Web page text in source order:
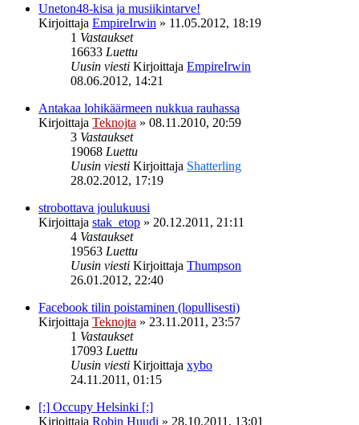
Uneton48-kisa ja musiikintarve!
Kirjoittaja EmpireIrwin » 11.05.2012, 18:19
1 Vastaukset
16633 Luettu
Uusin viesti Kirjoittaja EmpireIrwin
08.06.2012, 14:21
Antakaa lohikäärmeen nukkua rauhassa
Kirjoittaja Teknojta » 08.11.2010, 20:59
3 Vastaukset
19068 Luettu
Uusin viesti Kirjoittaja Shatterling
28.02.2012, 17:19
strobottava joulukuusi
Kirjoittaja stak_etop » 20.12.2011, 21:11
4 Vastaukset
19563 Luettu
Uusin viesti Kirjoittaja Thumpson
26.01.2012, 22:40
Facebook tilin poistaminen (lopullisesti)
Kirjoittaja Teknojta » 23.11.2011, 23:57
1 Vastaukset
17093 Luettu
Uusin viesti Kirjoittaja xybo
24.11.2011, 01:15
[:] Occupy Helsinki [:]
Kirjoittaja Robin Huudi » 28.10.2011, 13:01